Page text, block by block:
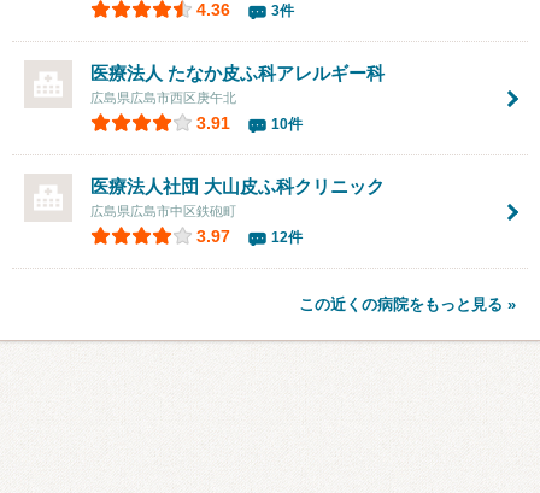
4.36 3件
医療法人 たなか皮ふ科アレルギー科
広島県広島市西区庚午北
3.91 10件
医療法人社団 大山皮ふ科クリニック
広島県広島市中区鉄砲町
3.97 12件
この近くの病院をもっと見る »